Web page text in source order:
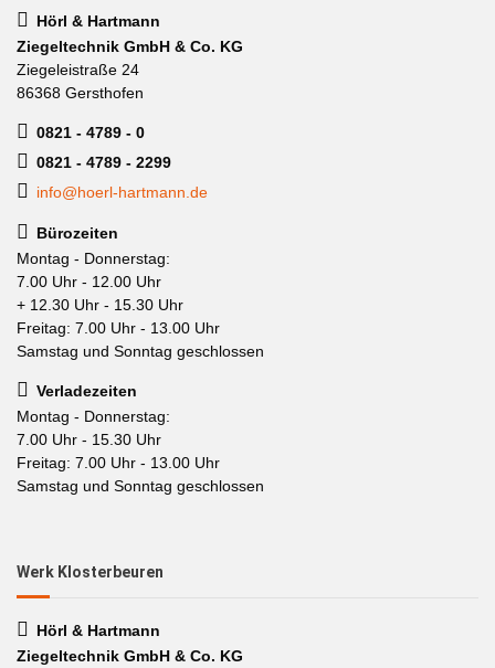
Hörl & Hartmann
Ziegeltechnik GmbH & Co. KG
Ziegeleistraße 24
86368 Gersthofen
0821 - 4789 - 0
0821 - 4789 - 2299
info@hoerl-hartmann.de
Bürozeiten
Montag - Donnerstag:
7.00 Uhr - 12.00 Uhr
+ 12.30 Uhr - 15.30 Uhr
Freitag: 7.00 Uhr - 13.00 Uhr
Samstag und Sonntag geschlossen
Verladezeiten
Montag - Donnerstag:
7.00 Uhr - 15.30 Uhr
Freitag: 7.00 Uhr - 13.00 Uhr
Samstag und Sonntag geschlossen
Werk Klosterbeuren
Hörl & Hartmann
Ziegeltechnik GmbH & Co. KG